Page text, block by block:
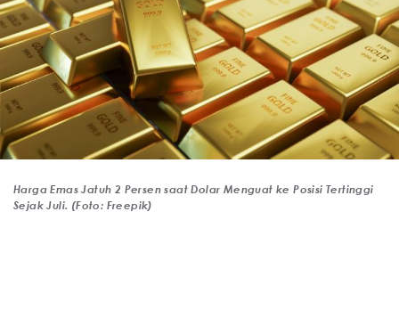
Harga Emas Jatuh 2 Persen saat Dolar Menguat ke Posisi Tertinggi
Sejak Juli. (Foto: Freepik)